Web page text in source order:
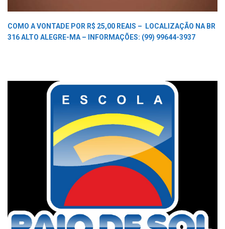
COMO A VONTADE POR R$ 25,00 REAIS –
LOCALIZAÇÃO NA BR
316 ALTO ALEGRE-MA –
INFORMAÇÕES: (99) 99644-3937